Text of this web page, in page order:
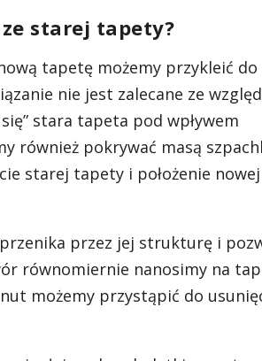
starej tapety?
tapetę możemy przykleić do
nie jest zalecane ze
stara tapeta pod wpływem
również pokrywać masą
starej tapety i położenie
przez jej strukturę i
równomiernie nanosimy na
możemy przystąpić do